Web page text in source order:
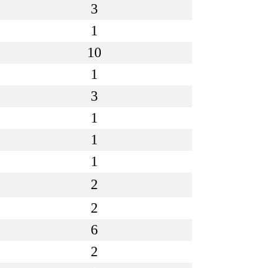
3
1
10
1
3
1
1
1
2
2
6
2